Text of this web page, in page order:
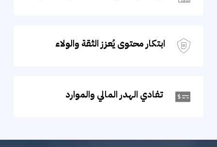
ابتكار محتوى يُعزز الثقة والولاء
تفادي الهدر المالي والموارد